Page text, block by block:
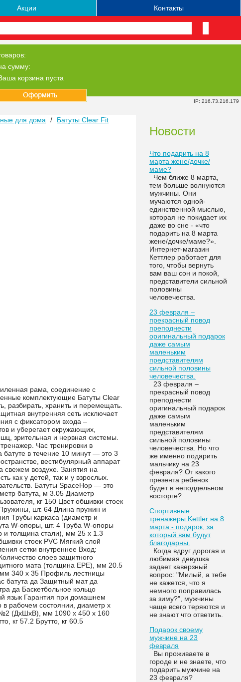
IP: 216.73.216.179
Акции Контакты
сумму:
корзина пуста
для дома /
Батуты Clear Fit
рама, соединение с
комплектующие Батуты Clear
разбирать, хранить и перемещать.
внутренняя сеть исключает
с фиксатором входа –
и уберегает окружающих,
зрительная и нервная системы.
Час тренировки в
в течение 10 минут — это 3
вестибулярный аппарат
свежем воздухе. Занятия на
как у детей, так и у взрослых.
Батуты SpaceHop — это
батута, м 3.05 Диаметр
кг 150 Цвет обшивки стоек
шт. 64 Длина пружин и
Трубы каркаса (диаметр и
W-опоры, шт. 4 Труба W-опоры
и толщина стали), мм 25 x 1.3
стоек PVC Мягкий слой
сетки внутреннее Вход:
слоев защитного
мата (толщина EPE), мм 20.5
мм 340 x 35 Профиль лестницы
батута да Защитный мат да
да Баскетбольное кольцо
язык Гарантия при домашнем
рабочем состоянии, диаметр х
(ДхШхВ), мм 1090 x 450 x 160
кг 57.2 Брутто, кг 60.5
Новости
Что подарить на 8
марта жене/дочке/
маме?
Чем ближе 8 марта,
тем больше волнуются
мужчины. Они
мучаются одной-
единственной мыслью,
которая не покидает их
даже во сне - «что
подарить на 8 марта
жене/дочке/маме?».
Интернет-магазин
Кеттлер работает для
того, чтобы вернуть
вам ваш сон и покой,
представители сильной
половины
человечества.
23 февраля –
прекрасный повод
преподнести
оригинальный подарок
даже самым
маленьким
представителям
сильной половины
человечества.
23 февраля –
прекрасный повод
преподнести
оригинальный подарок
даже самым
маленьким
представителям
сильной половины
человечества. Но что
же именно подарить
мальчику на 23
февраля? От какого
презента ребенок
будет в неподдельном
восторге?
Спортивные
тренажеры Kettler на 8
марта - подарок, за
который вам будут
благодарны.
Когда вдруг дорогая и
любимая девушка
задает каверзный
вопрос: "Милый, а тебе
не кажется, что я
немного поправилась
за зиму?", мужчины
чаще всего теряются и
не знают что ответить.
Подарок своему
мужчине на 23
февраля
Вы проживаете в
городе и не знаете, что
подарить мужчине на
23 февраля?